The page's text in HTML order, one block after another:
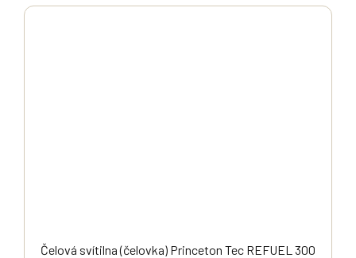
Čelová svítilna (čelovka) Princeton Tec REFUEL 300